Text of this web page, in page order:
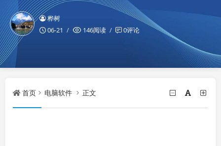
桦树
06-21
146阅读 0评论
首页 电脑软件 正文